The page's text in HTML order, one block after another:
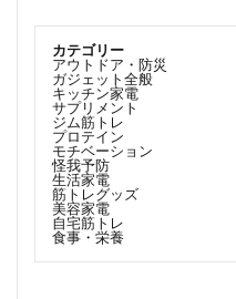
カテゴリー
アウトドア・防災
ガジェット全般
キッチン家電
サプリメント
ジム筋トレ
プロテイン
モチベーション
怪我予防
生活家電
筋トレグッズ
美容家電
自宅筋トレ
食事・栄養